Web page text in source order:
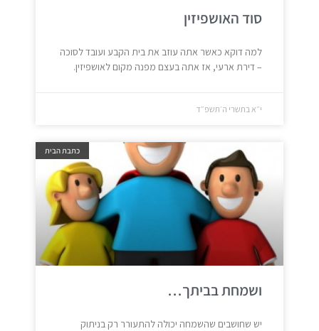
סוד האושפיזין
למה דוקא כאשר אתה עוזב את בית הקבע ועובד לסוכה
– דירת ארעי, אז אתה בעצם מפנה מקום לאושפיזין.
י״א בתשרי ה׳תשפ״ד
כתבת הבית
ושמחת בביתך…
יש שחושבים שהשמחה יכולה להתעורר רק בניתוק